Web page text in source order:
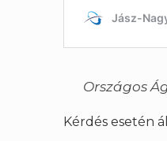
Országos
Kérdés esetén